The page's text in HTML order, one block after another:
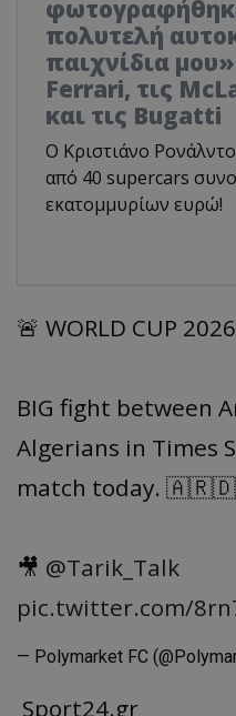
πολυτελή
παιχνίδια
Ferrari, τις
και τις Bugatti
Ο Κριστιάνο
από 40 supercars
εκατομμυρίων ευρώ!
🚨 WORLD CUP
BIG fight between
Algerians in Times
match today.
🎥 @Tarik_Talk
pic.twitter.com/
— Polymarket FC
Sport24.gr